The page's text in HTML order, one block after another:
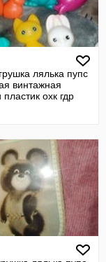
лялька пупс
винтажная
пластик охк гдр